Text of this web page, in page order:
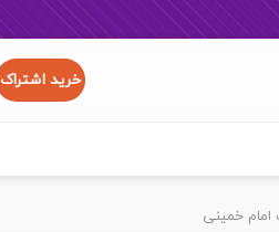
خرید اشتراک
امام خمینی